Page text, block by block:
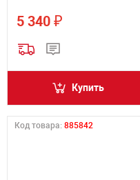
5 340 ₽
Купить
Код товара: 885842